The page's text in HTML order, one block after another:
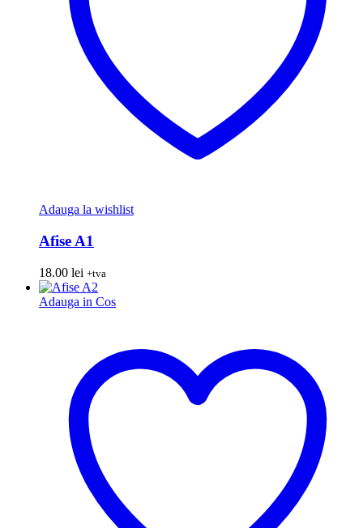
Adauga la wishlist
Afise A1
18.00 lei +tva
Adauga in Cos